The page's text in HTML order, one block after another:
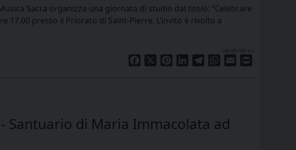
Sacra organizza una giornata di studio dal titolo: “Celebrare
17.00 presso il Priorato di Saint-Pierre. L’invito è rivolto a
condividi su
Facebook PinterestLinkedInTelegramWhatsApp
Email
Santuario di Maria Immacolata ad